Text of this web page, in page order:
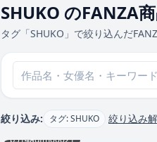
SHUKO のFANZA
タグ「SHUKO」で絞り込んだ
絞り込み: タグ: SHUKO 絞り込み
b514agfm00021